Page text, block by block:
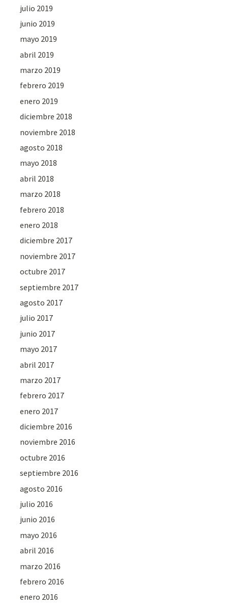
julio 2019
junio 2019
mayo 2019
abril 2019
marzo 2019
febrero 2019
enero 2019
diciembre 2018
noviembre 2018
agosto 2018
mayo 2018
abril 2018
marzo 2018
febrero 2018
enero 2018
diciembre 2017
noviembre 2017
octubre 2017
septiembre 2017
agosto 2017
julio 2017
junio 2017
mayo 2017
abril 2017
marzo 2017
febrero 2017
enero 2017
diciembre 2016
noviembre 2016
octubre 2016
septiembre 2016
agosto 2016
julio 2016
junio 2016
mayo 2016
abril 2016
marzo 2016
febrero 2016
enero 2016